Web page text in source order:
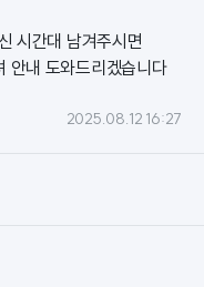
시간대 남겨주시면
안내 도와드리겠습니다
2025.08.12 16:27